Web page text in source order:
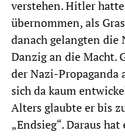
verstehen. Hitler
übernommen, als
danach gelangten die
Danzig an die Macht.
der Nazi-Propaganda
sich da kaum
Alters glaubte er bis
„Endsieg“. Daraus